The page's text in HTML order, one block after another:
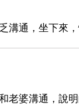
溝通，坐下來
老婆溝通，說